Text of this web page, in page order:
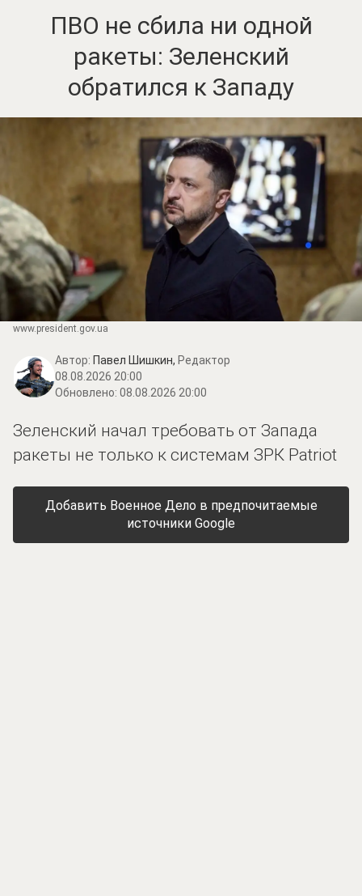
ПВО не сбила ни одной
ракеты: Зеленский
обратился к Западу
www.prеsidеnt.gоv.uа
Автор: Павел Шишкин, Редактор
08.08.2026 20:00
Обновлено: 08.08.2026 20:00
Зеленский начал требовать от Запада
ракеты не только к системам ЗРК Patriot
Добавить Военное Дело в предпочитаемые
источники Google